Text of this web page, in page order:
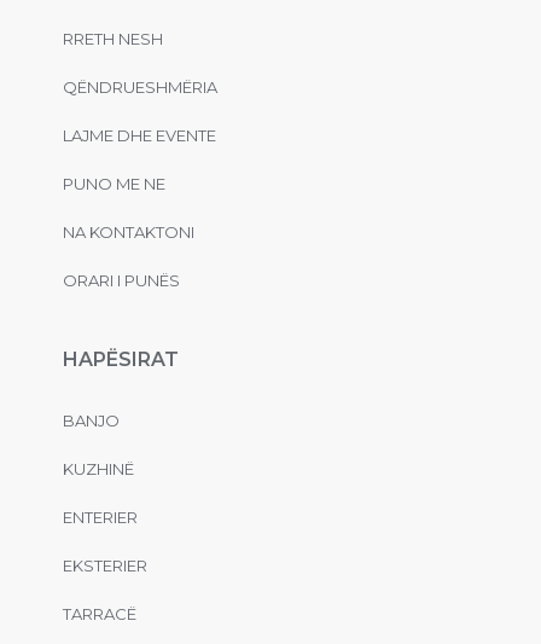
RRETH NESH
QËNDRUESHMËRIA
LAJME DHE EVENTE
PUNO ME NE
NA KONTAKTONI
ORARI I PUNËS
HAPËSIRAT
BANJO
KUZHINË
ENTERIER
EKSTERIER
TARRACË